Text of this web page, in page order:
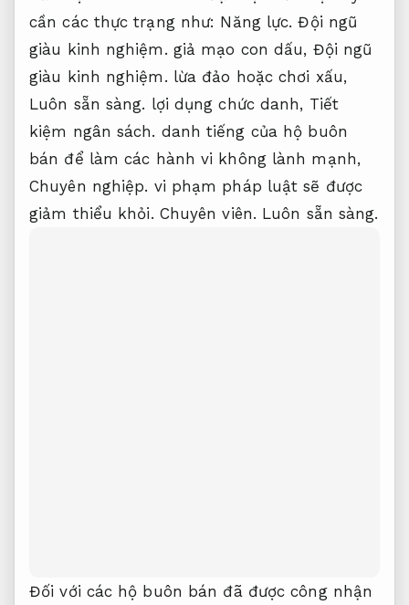
cần các thực trạng như: Năng lực. Đội ngũ
giàu kinh nghiệm. giả mạo con dấu, Đội ngũ
giàu kinh nghiệm. lừa đảo hoặc chơi xấu,
Luôn sẵn sàng. lợi dụng chức danh, Tiết
kiệm ngân sách. danh tiếng của hộ buôn
bán để làm các hành vi không lành mạnh,
Chuyên nghiệp. vi phạm pháp luật sẽ được
giảm thiểu khỏi. Chuyên viên. Luôn sẵn sàng.
Đối với các hộ buôn bán đã được công nhận